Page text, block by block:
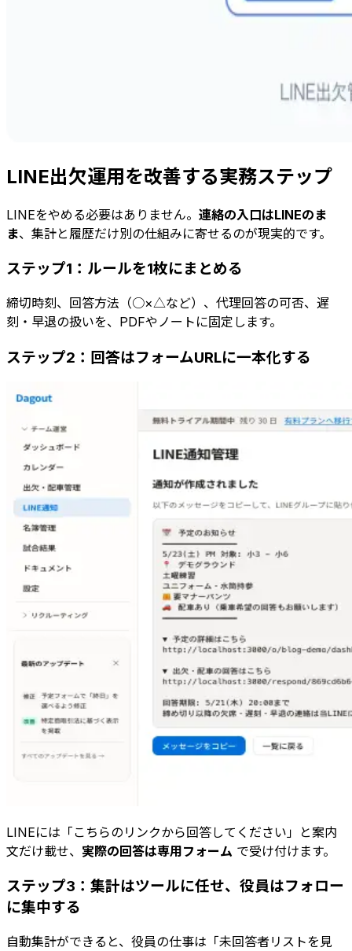
LINE出欠運用を改善する実務ステップ
LINEをやめる必要はありません。 連絡の入口はLINEのま
ま、集計と履歴だけ別の仕組みに寄せるのが現実的です。
ステップ1：ルールを1枚にまとめる
締切時刻、回答方法（○×△など）、代理回答の可否、遅
刻・早退の扱いを、PDFやノートに固定します。
ステップ2：回答はフォームURLに一本化する
LINEには「こちらのリンクから回答してください」と案内
文だけ載せ、 実際の回答は専用フォーム で受け付けます。
ステップ3：集計はツールに任せ、役員はフォロー
に集中する
自動集計ができると、役員の仕事は「未回答者リストを見